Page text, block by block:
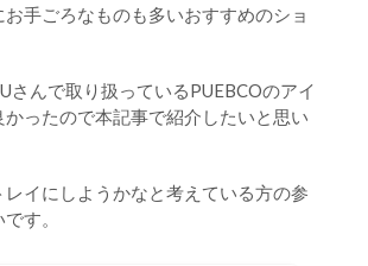
手ごろなものも多いおすすめのショ
さんで取り扱っているPUEBCOのアイ
かったので本記事で紹介したいと思い
レイにしようかなと考えている方の参
す。